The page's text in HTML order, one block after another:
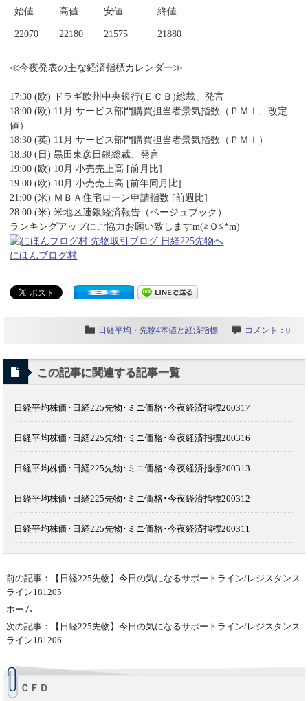
始値 高値 安値 終値
22070 22180 21575 21880
≪今夜発表の主な経済指標カレンダー≫
17:30 (欧) ドラギ欧州中央銀行(ＥＣＢ)総裁、発言
18:00 (欧) 11月 サービス部門購買担当者景気指数（ＰＭＩ、改定
値）
18:30 (英) 11月 サービス部門購買担当者景気指数（ＰＭＩ）
18:30 (日) 黒田東彦日銀総裁、発言
19:00 (欧) 10月 小売売上高 [前月比]
19:00 (欧) 10月 小売売上高 [前年同月比]
21:00 (米) ＭＢＡ住宅ローン申請指数 [前週比]
28:00 (米) 米地区連銀経済報告（ベージュブック）
ランキングアップにご協力お願い致しますm(≧Ｏ≦*m)
にほんブログ村
日経平均・先物4本値と経済指標 コメント：0
この記事に関連する記事一覧
日経平均株価･日経225先物･ミニ価格･今夜経済指標200317
日経平均株価･日経225先物･ミニ価格･今夜経済指標200316
日経平均株価･日経225先物･ミニ価格･今夜経済指標200313
日経平均株価･日経225先物･ミニ価格･今夜経済指標200312
日経平均株価･日経225先物･ミニ価格･今夜経済指標200311
前の記事：【日経225先物】今日の気になるサポートライン/レジスタンス
ライン181205
ホーム
次の記事：【日経225先物】今日の気になるサポートライン/レジスタンス
ライン181206
ＣＦＤ